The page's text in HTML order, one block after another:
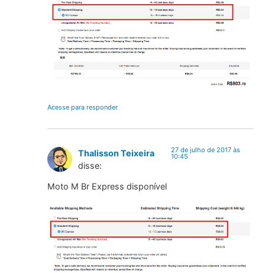
Acesse para responder
Thalisson Teixeira
disse:
27 de julho de 2017 às
10:45
Moto M Br Express disponível